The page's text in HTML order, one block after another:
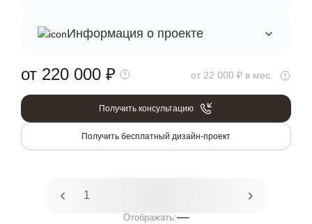
Информация о проекте
от 220 000 ₽ от 22 000 ₽ в мес.
Получить консультацию
Получить бесплатный дизайн-проект
1 2
Отображать: